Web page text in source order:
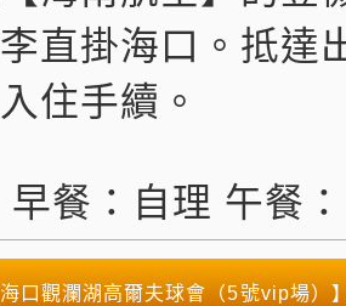
直掛海口。抵達
住手續。
早餐：自理 午餐
海口觀瀾湖高爾夫球會（5號vip場）